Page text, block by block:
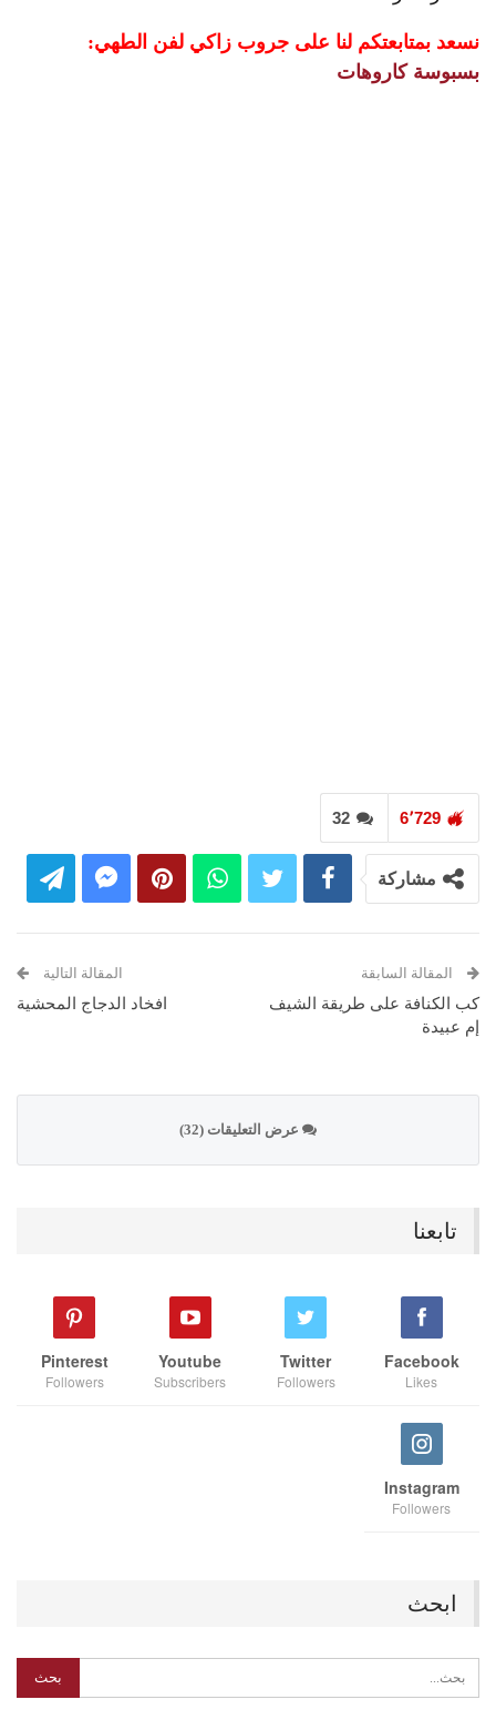
نسعد بمتابعتكم لنا على جروب زاكي لفن الطهي:
بسبوسة كاروهات
32 6٬729
مشاركة
المقالة السابقة
كب الكنافة على طريقة الشيف
إم عبيدة
المقالة التالية
افخاد الدجاج المحشية
عرض التعليقات (32)
تابعنا
Facebook
Likes
Twitter
Followers
Youtube
Subscribers
Pinterest
Followers
Instagram
Followers
ابحث